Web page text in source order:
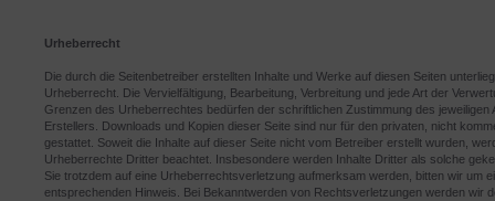
Urheberrecht
Die durch die Seitenbetreiber erstellten Inhalte und Werke auf diesen Seiten
Urheberrecht. Die Vervielfältigung, Bearbeitung, Verbreitung und jede Art der
Grenzen des Urheberrechtes bedürfen der schriftlichen Zustimmung des jeweiligen
Erstellers. Downloads und Kopien dieser Seite sind nur für den privaten, nicht
gestattet. Soweit die Inhalte auf dieser Seite nicht vom Betreiber erstellt wurden,
Urheberrechte Dritter beachtet. Insbesondere werden Inhalte Dritter als solche
Sie trotzdem auf eine Urheberrechtsverletzung aufmerksam werden, bitten wir um
entsprechenden Hinweis. Bei Bekanntwerden von Rechtsverletzungen werden wir